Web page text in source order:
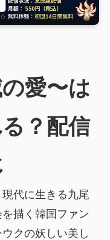
愛〜は
？配信
代に生きる九尾
描く韓国ファン
クの妖しい美し